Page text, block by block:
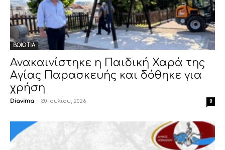
ΒΟΙΩΤΙΑ
Ανακαινίστηκε η Παιδική Χαρά της
Αγίας Παρασκευής και δόθηκε για
χρήση
Diavima - 30 Ιουλίου, 2026 0